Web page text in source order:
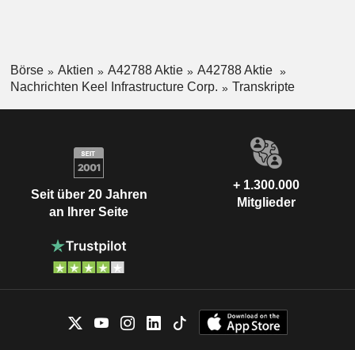
Börse Aktien A42788 Aktie
A42788 Aktie
Nachrichten Keel Infrastructure Corp.
Transkripte
Seit über 20 Jahren
an Ihrer Seite
+ 1.300.000
Mitglieder